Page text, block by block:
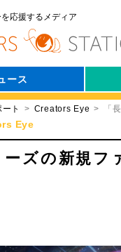
応援するメディア
ース
会社
ト Creators Eye 「
Eye
ーズの新規